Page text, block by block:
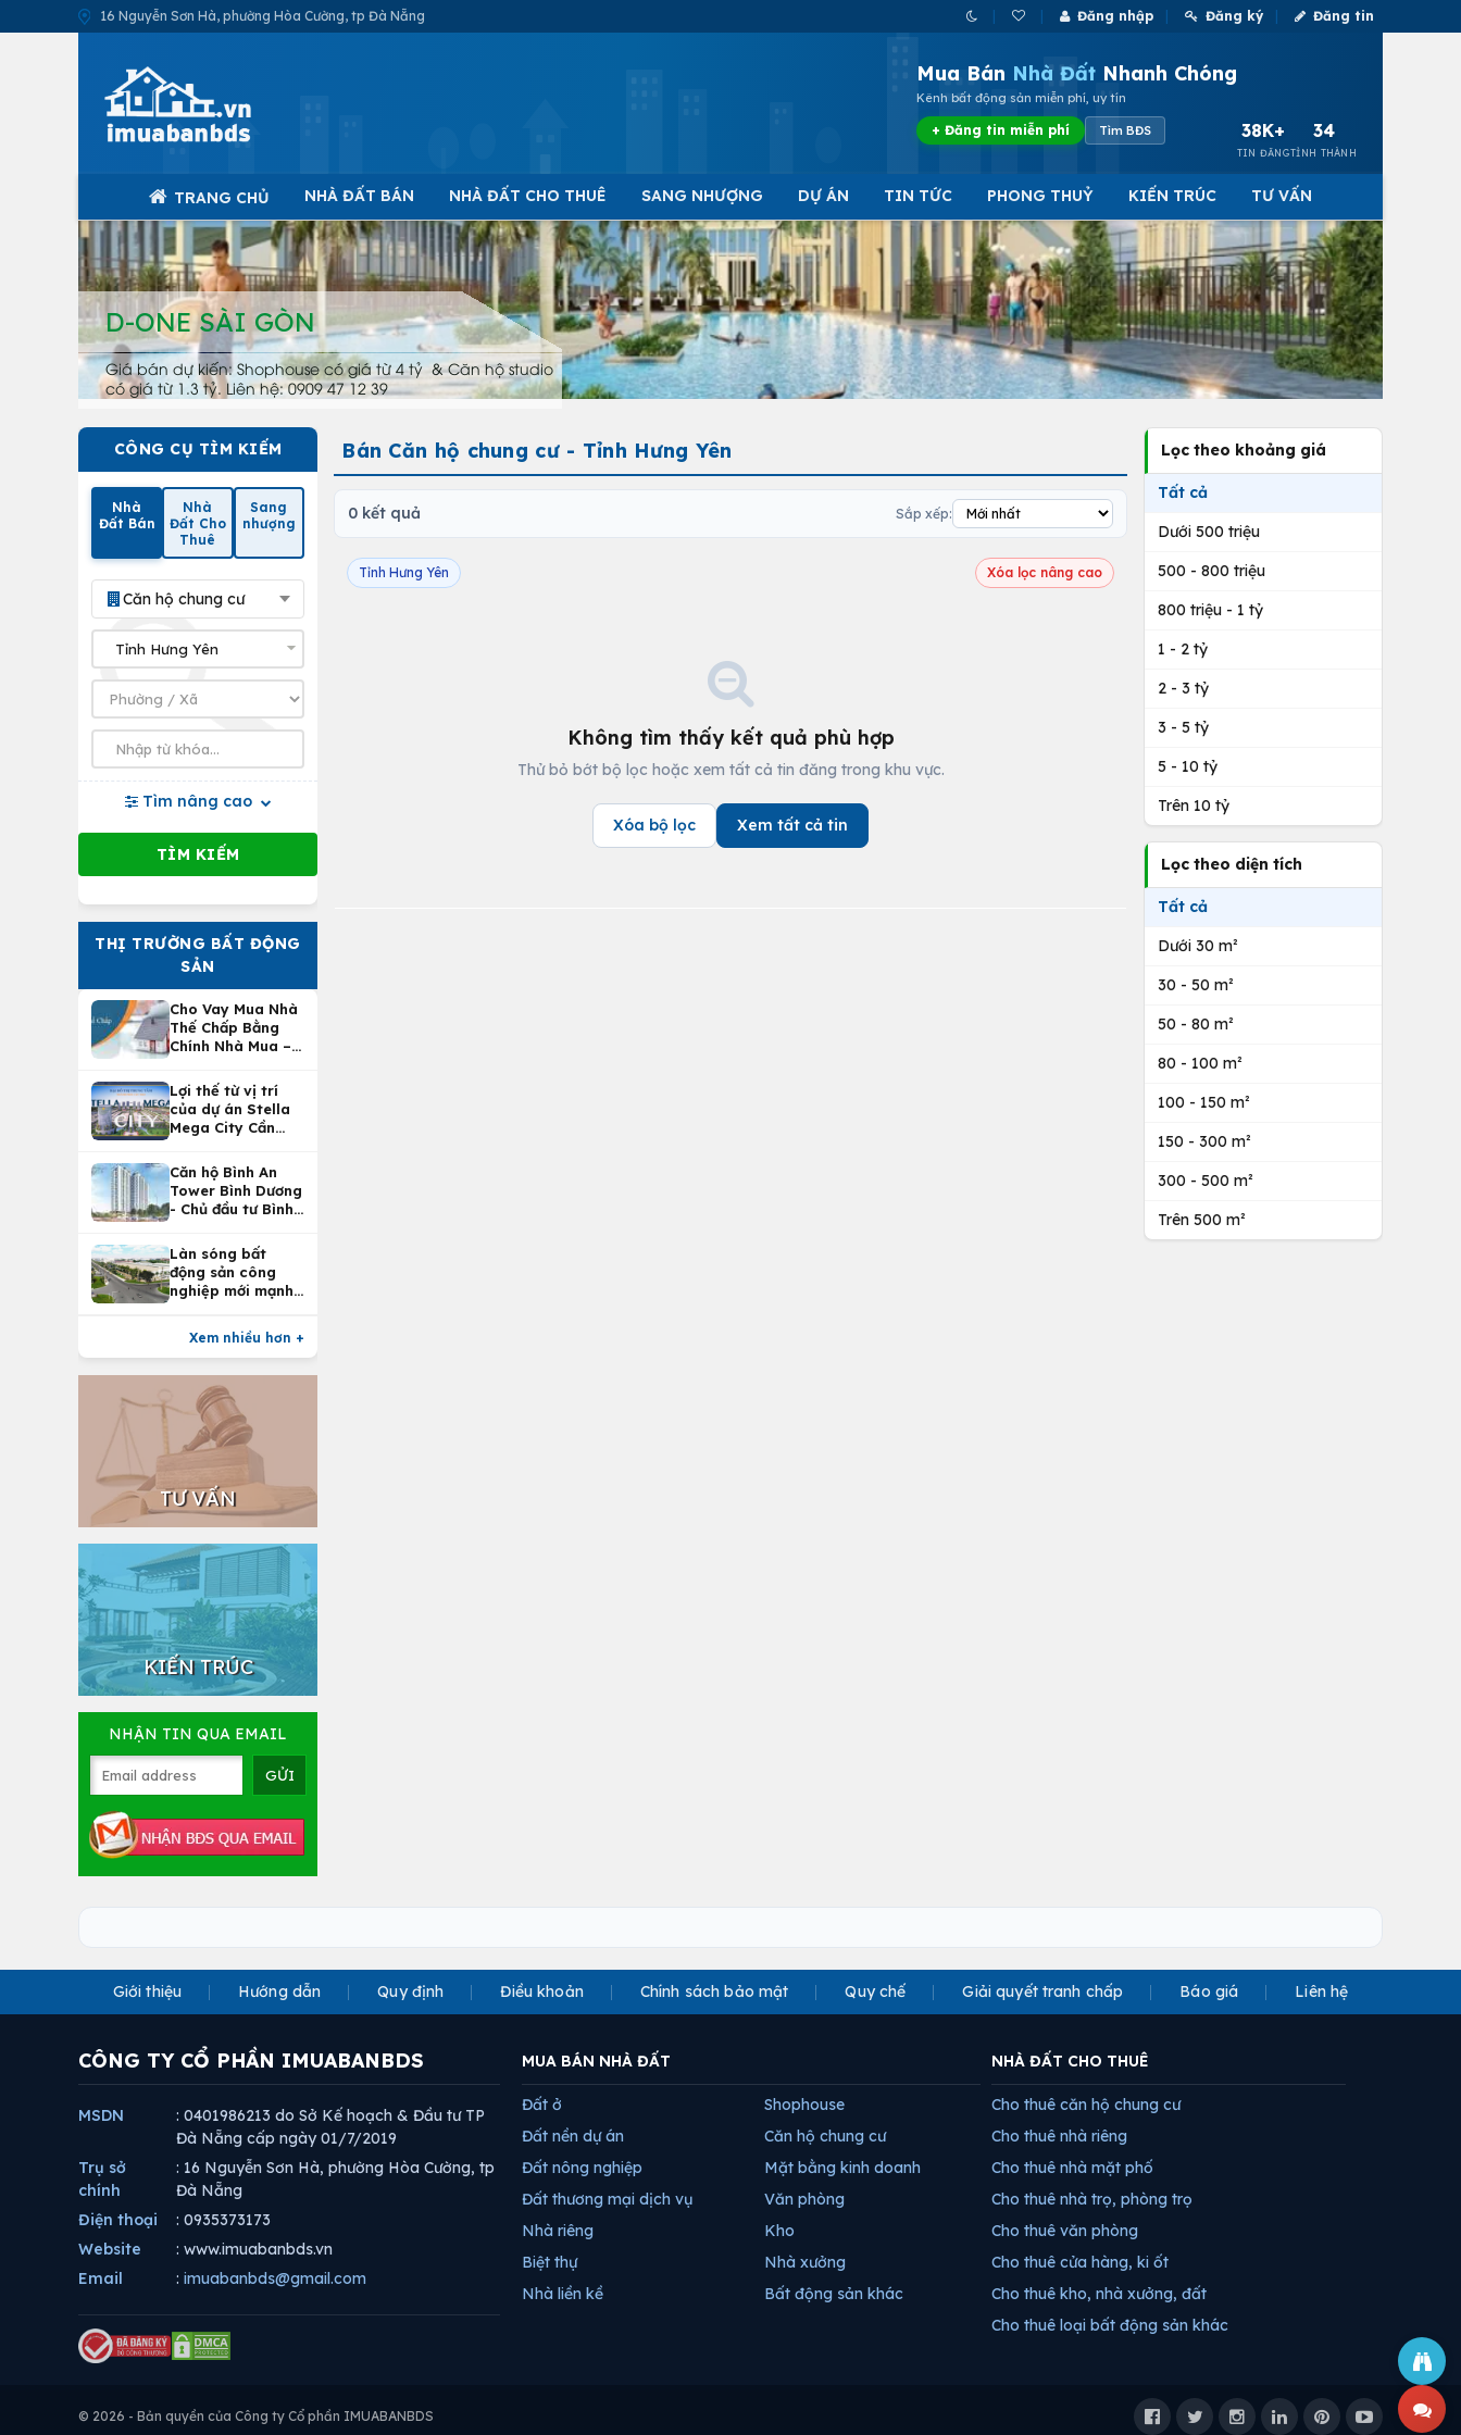
16 Nguyễn Sơn Hà, phường Hòa Cường, tp Đà Nẵng Đăng nhập Đăng ký Đăng tin
Mua Bán Nhà Đất Nhanh Chóng
Kênh bất động sản miễn phí, uy tín
+ Đăng tin miễn phí Tìm BĐS 38K+
TIN ĐĂNG
34
TỈNH THÀNH
TRANG CHỦ NHÀ ĐẤT BÁN NHÀ ĐẤT CHO THUÊ SANG NHƯỢNG DỰ ÁN TIN TỨC PHONG THUỶ KIẾN TRÚC TƯ VẤN
D-ONE SÀI GÒN
Giá bán dự kiến: Shophouse có giá từ 4 tỷ & Căn hộ studio
có giá từ 1.3 tỷ. Liên hệ: 0909 47 12 39
CÔNG CỤ TÌM KIẾM
Nhà
Đất Bán
Nhà
Đất Cho
Thuê
Sang
nhượng
Căn hộ chung cư
Tìm nâng cao
THỊ TRƯỜNG BẤT ĐỘNG
SẢN
Cho Vay Mua Nhà
Thế Chấp Bằng
Chính Nhà Mua –
Nhà Tại
Vietcombank
Lợi thế từ vị trí
của dự án Stella
Mega City Cần
Căn hộ Bình An
Tower Bình Dương
- Chủ đầu tư Bình
Làn sóng bất
động sản công
nghiệp mới mạnh
Xem nhiều hơn +
TƯ VẤN
KIẾN TRÚC
NHẬN TIN QUA EMAIL
Bán Căn hộ chung cư - Tỉnh Hưng Yên
0 kết quả Sắp xếp:
Tỉnh Hưng Yên Xóa lọc nâng cao
Không tìm thấy kết quả phù hợp
Thử bỏ bớt bộ lọc hoặc xem tất cả tin đăng trong khu vực.
Xóa bộ lọc Xem tất cả tin
Lọc theo khoảng giá
Tất cả
Dưới 500 triệu
500 - 800 triệu
800 triệu - 1 tỷ
1 - 2 tỷ
2 - 3 tỷ
3 - 5 tỷ
5 - 10 tỷ
Trên 10 tỷ
Lọc theo diện tích
Tất cả
Dưới 30 m²
30 - 50 m²
50 - 80 m²
80 - 100 m²
100 - 150 m²
150 - 300 m²
300 - 500 m²
Trên 500 m²
Giới thiệu Hướng dẫn Quy định Điều khoản Chính sách bảo mật Quy chế Giải quyết tranh chấp Báo giá Liên hệ
CÔNG TY CỔ PHẦN IMUABANBDS
MSDN
: 0401986213 do Sở Kế hoạch & Đầu tư TP
Đà Nẵng cấp ngày 01/7/2019
Trụ sở
chính
: 16 Nguyễn Sơn Hà, phường Hòa Cường, tp
Đà Nẵng
Điện thoại
: 0935373173
Website
: www.imuabanbds.vn
Email
: imuabanbds@gmail.com
MUA BÁN NHÀ ĐẤT
Đất ở
Đất nền dự án
Đất nông nghiệp
Đất thương mại dịch vụ
Nhà riêng
Biệt thự
Nhà liền kề
Shophouse
Căn hộ chung cư
Mặt bằng kinh doanh
Văn phòng
Kho
Nhà xưởng
Bất động sản khác
NHÀ ĐẤT CHO THUÊ
Cho thuê căn hộ chung cư
Cho thuê nhà riêng
Cho thuê nhà mặt phố
Cho thuê nhà trọ, phòng trọ
Cho thuê văn phòng
Cho thuê cửa hàng, ki ốt
Cho thuê kho, nhà xưởng, đất
Cho thuê loại bất động sản khác
© 2026 - Bản quyền của Công ty Cổ phần IMUABANBDS